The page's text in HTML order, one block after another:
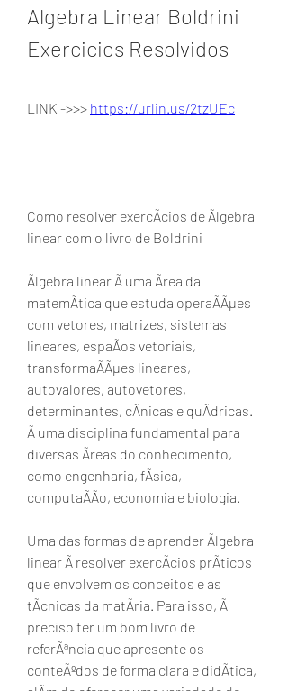
Algebra Linear Boldrini
Exercicios Resolvidos
LINK ->>> https://urlin.us/2tzUEc
Como resolver exercÃcios de Ãlgebra
linear com o livro de Boldrini
Ãlgebra linear Ã uma Ãrea da
matemÃtica que estuda operaÃÃµes
com vetores, matrizes, sistemas
lineares, espaÃos vetoriais,
transformaÃÃµes lineares,
autovalores, autovetores,
determinantes, cÃnicas e quÃdricas.
Ã uma disciplina fundamental para
diversas Ãreas do conhecimento,
como engenharia, fÃsica,
computaÃÃo, economia e biologia.
Uma das formas de aprender Ãlgebra
linear Ã resolver exercÃcios prÃticos
que envolvem os conceitos e as
tÃcnicas da matÃria. Para isso, Ã
preciso ter um bom livro de
referÃªncia que apresente os
conteÃºdos de forma clara e didÃtica,